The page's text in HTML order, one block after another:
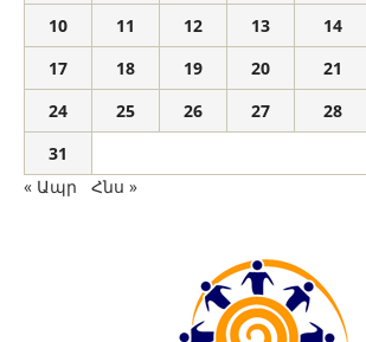
10
11 12 13 14
17
18 19 20 21
24
25 26 27 28
31
« Ապր
Հնս »